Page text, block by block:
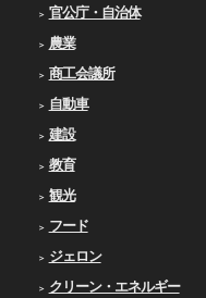
官公庁・自治体
農業
商工会議所
自動車
建設
教育
観光
フード
ジェロン
クリーン・エネルギー